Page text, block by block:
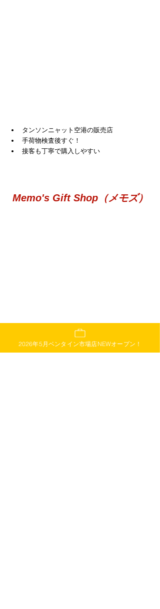
タンソンニャット空港の販売店
手荷物検査後すぐ！
接客も丁寧で購入しやすい
Memo's Gift Shop（メモズ）
2026年5月ベンタイン市場店NEWオープン！